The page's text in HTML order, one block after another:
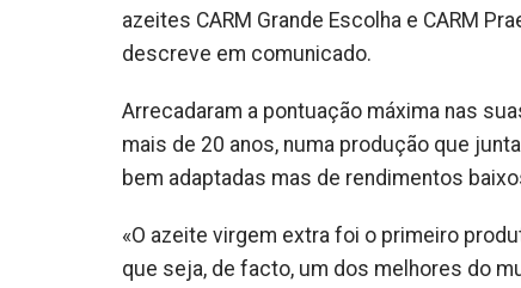
azeites CARM Grande Escolha e CARM
descreve em comunicado.
Arrecadaram a pontuação máxima nas
mais de 20 anos, numa produção que
bem adaptadas mas de rendimentos
«O azeite virgem extra foi o primeiro
que seja, de facto, um dos melhores do